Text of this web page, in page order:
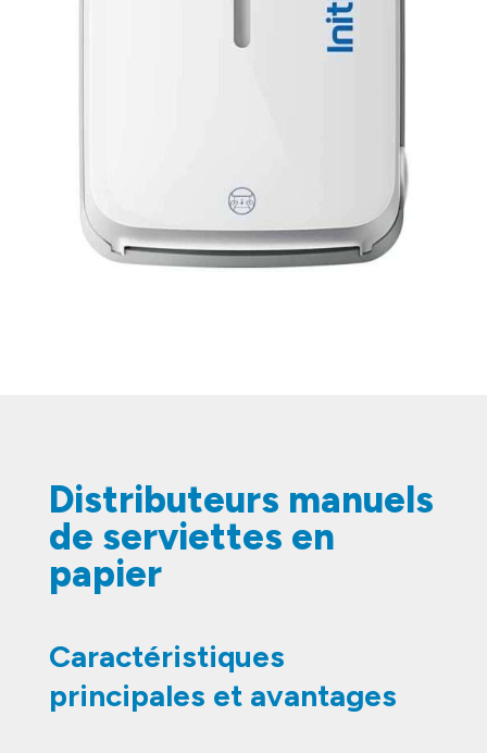
Distributeurs manuels
de serviettes en
papier
Caractéristiques
principales et avantages